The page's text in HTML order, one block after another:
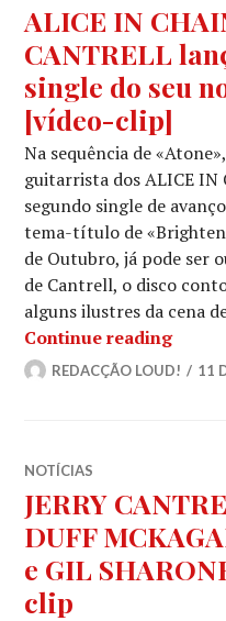
ALICE IN
CANTRELL
single do seu
[vídeo-clip]
Na sequência de
guitarrista dos ALICE IN
segundo single de
tema-título de
de Outubro, já pode ser
de Cantrell, o disco
alguns ilustres da cena
Continue reading
REDACÇÃO LOUD! 11
NOTÍCIAS
JERRY
DUFF
e GIL
clip